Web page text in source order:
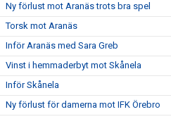
Ny förlust mot Aranäs trots bra spel
Torsk mot Aranäs
Inför Aranäs med Sara Greb
Vinst i hemmaderbyt mot Skånela
Inför Skånela
Ny förlust för damerna mot IFK Örebro